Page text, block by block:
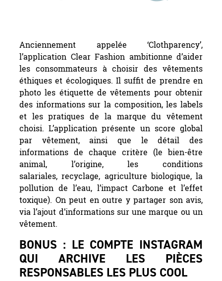
Anciennement appelée ‘Clothparency’,
l’application Clear Fashion ambitionne d’aider
les consommateurs à choisir des vêtements
éthiques et écologiques. Il suffit de prendre en
photo les étiquette de vêtements pour obtenir
des informations sur la composition, les labels
et les pratiques de la marque du vêtement
choisi. L’application présente un score global
par vêtement, ainsi que le détail des
informations de chaque critère (le bien-être
animal, l’origine, les conditions
salariales, recyclage, agriculture biologique, la
pollution de l’eau, l’impact Carbone et l’effet
toxique). On peut en outre y partager son avis,
via l’ajout d’informations sur une marque ou un
vêtement.
BONUS : LE COMPTE INSTAGRAM
QUI ARCHIVE LES PIÈCES
RESPONSABLES LES PLUS COOL